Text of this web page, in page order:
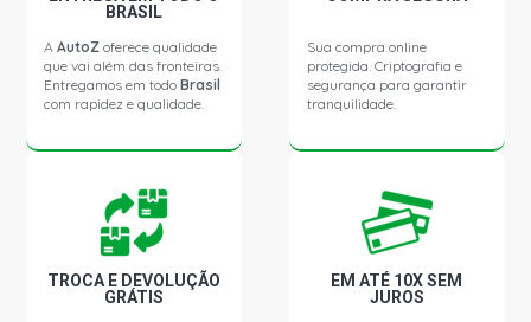
SIENA ELX SEDAN 1.0 16V FIRE GASOLINA (2001 - 2003)
SIENA EX SEDAN 1.0 16V FIRE GASOLINA (2001 - 2002)
SIENA ELX SEDAN 1.3 16V FIRE GASOLINA (2000 - 2005)
BRASIL
AAutoZ oferece qualidade
que vai além das fronteiras.
Entregamos em todoBrasil
com rapidez e qualidade.
Sua compra online
protegida. Criptografia e
segurança para garantir
tranquilidade.
TROCA E DEVOLUÇÃO
GRÁTIS
EM ATÉ 10X SEM
JUROS